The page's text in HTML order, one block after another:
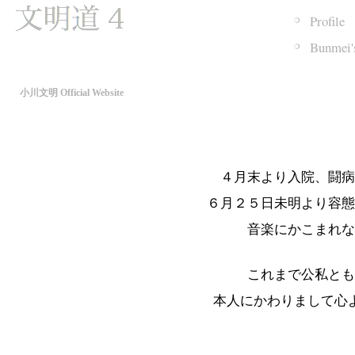
Profile
小川文明 Official Website
４月末より入院、闘
６月２５日未明より容
音楽にかこまれ
これまで公私と
本人にかわりまして心